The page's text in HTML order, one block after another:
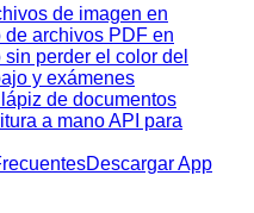
de imagen en
archivos PDF en
perder el color del
y exámenes
de documentos
a mano API para
Descargar App